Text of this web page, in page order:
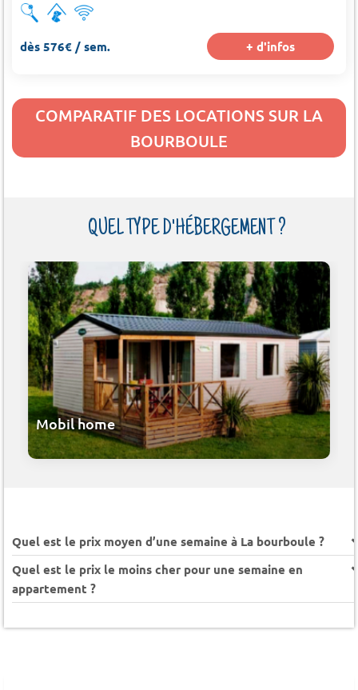
dès 576€ / sem. + d'infos
COMPARATIF DES LOCATIONS SUR LA
BOURBOULE
QUEL TYPE D'HÉBERGEMENT ?
Mobil home
Quel est le prix moyen d’une semaine à La bourboule ?
Quel est le prix le moins cher pour une semaine en
appartement ?